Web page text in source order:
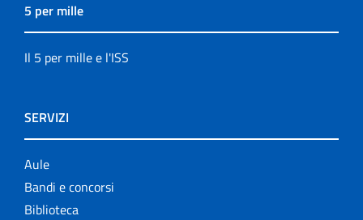
5 per mille
Il 5 per mille e l'ISS
SERVIZI
Aule
Bandi e concorsi
Biblioteca